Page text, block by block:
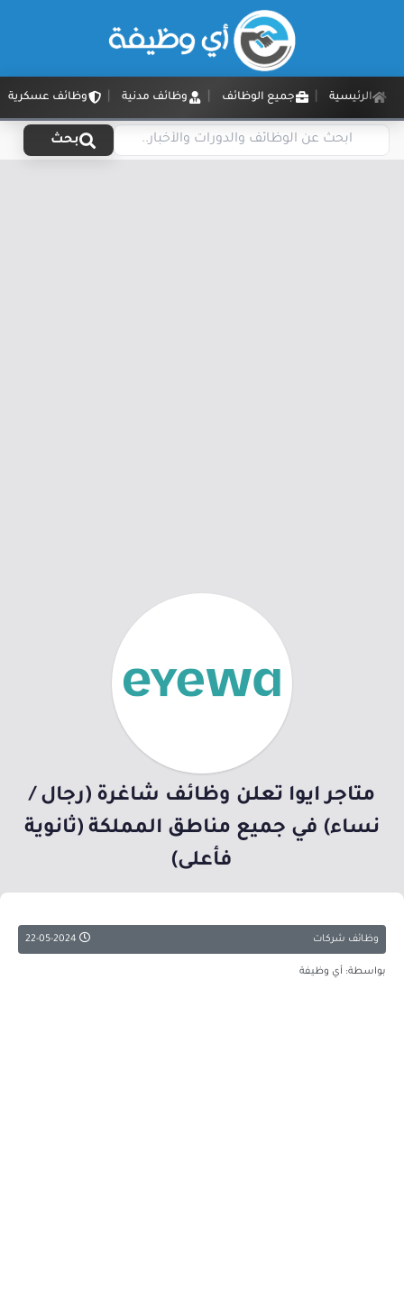
الرئيسية جميع الوظائف وظائف مدنية وظائف عسكرية
بحث
متاجر ايوا تعلن وظائف شاغرة (رجال /
نساء) في جميع مناطق المملكة (ثانوية
فأعلى)
وظائف شركات
بواسطة: أي وظيفة